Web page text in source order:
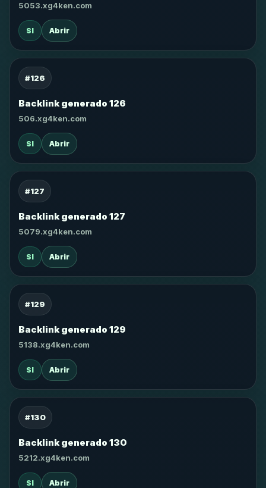
5053.xg4ken.com
SI Abrir
#126
Backlink generado 126
506.xg4ken.com
SI Abrir
#127
Backlink generado 127
5079.xg4ken.com
SI Abrir
#129
Backlink generado 129
5138.xg4ken.com
SI Abrir
#130
Backlink generado 130
5212.xg4ken.com
SI Abrir